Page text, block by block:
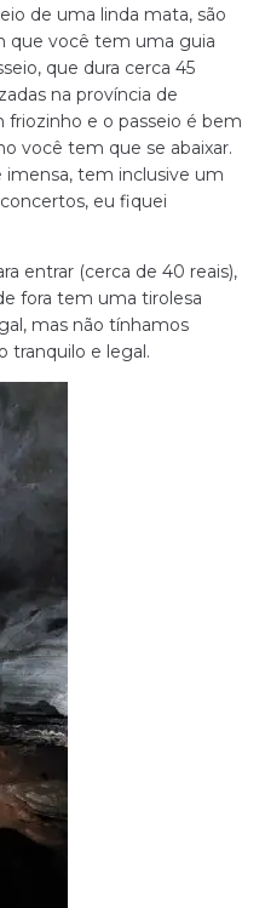
de uma linda mata, são
que você tem uma guia
que dura cerca 45
na província de
e o passeio é bem
você tem que se abaixar.
imensa, tem inclusive um
eu fiquei
entrar (cerca de 40 reais),
fora tem uma tirolesa
mas não tínhamos
tranquilo e legal.